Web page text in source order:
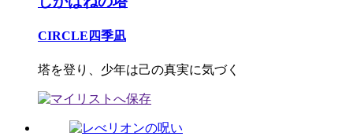
CIRCLE四季凪
塔を登り、少年は己の真実に気づく